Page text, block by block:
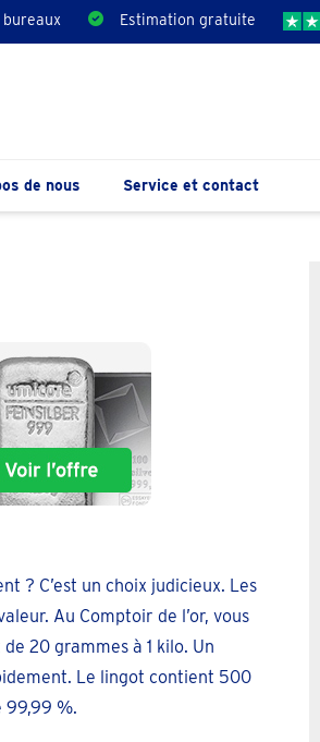
bureaux Estimation gratuite
de nous Service et contact
? C’est un choix judicieux. Les
Au Comptoir de l’or, vous
20 grammes à 1 kilo. Un
Le lingot contient 500
99,99 %.